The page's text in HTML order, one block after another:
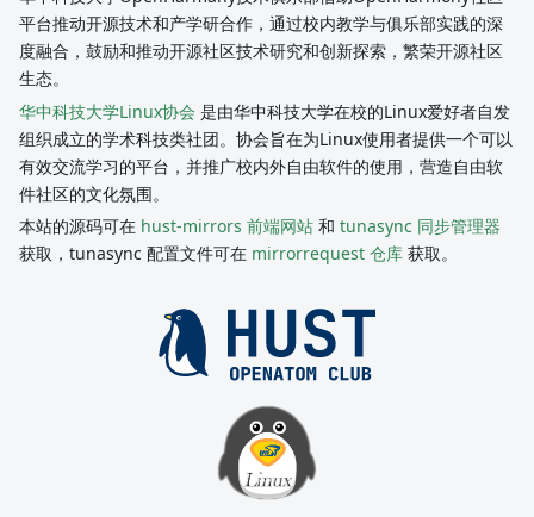
平台推动开源技术和产学研合作，通过校内教学与俱乐部实践的深
度融合，鼓励和推动开源社区技术研究和创新探索，繁荣开源社区
生态。
华中科技大学Linux协会 是由华中科技大学在校的Linux爱好者自发
组织成立的学术科技类社团。协会旨在为Linux使用者提供一个可以
有效交流学习的平台，并推广校内外自由软件的使用，营造自由软
件社区的文化氛围。
本站的源码可在 hust-mirrors 前端网站 和 tunasync 同步管理器
获取，tunasync 配置文件可在 mirrorrequest 仓库 获取。